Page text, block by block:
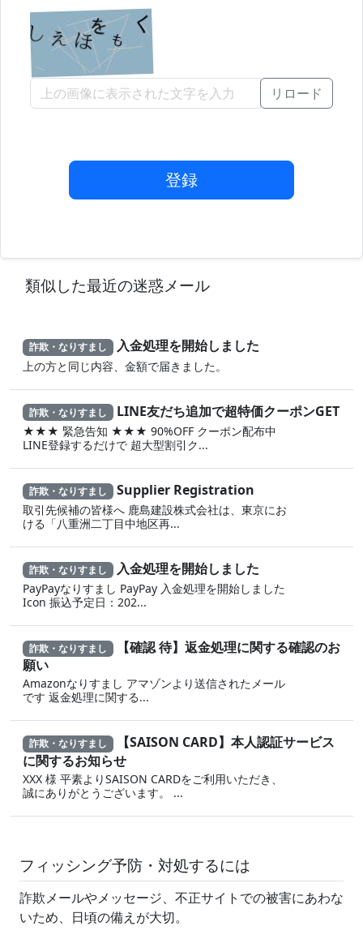
リロード
登録
類似した最近の迷惑メール
詐欺・なりすまし 入金処理を開始しました
上の方と同じ内容、金額で届きました。
詐欺・なりすまし LINE友だち追加で超特価クーポンGET
★★★ 緊急告知 ★★★ 90%OFF クーポン配布中
LINE登録するだけで 超大型割引ク...
詐欺・なりすまし Supplier Registration
取引先候補の皆様へ 鹿島建設株式会社は、東京にお
ける「八重洲二丁目中地区再...
詐欺・なりすまし 入金処理を開始しました
PayPayなりすまし PayPay 入金処理を開始しました
Icon 振込予定日：202...
詐欺・なりすまし 【確認 待】返金処理に‍関する確認のお
願い
Amazonなりすまし ア‍マゾ‍ンより送信されたメール
です 返金‌処 理に 関する...
詐欺・なりすまし 【SAISON CARD】本人認証サービス
に関するお知らせ
XXX 様 平素よりSAISON CARDをご利用いただき、
誠にありがとうございます。 ...
フィッシング予防・対処するには
詐欺メールやメッセージ、不正サイトでの被害にあわな
いため、日頃の備えが大切。